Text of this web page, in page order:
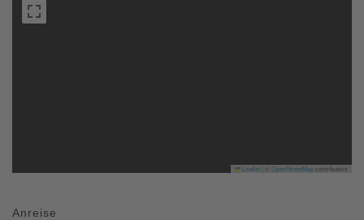
Leaflet OpenStreetMapcontributors
Anreise